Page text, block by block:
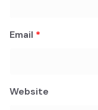
Email *
Website